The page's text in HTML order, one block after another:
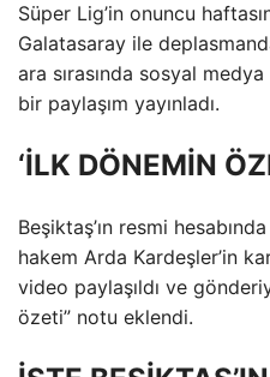
Süper Lig’in onuncu
Galatasaray ile
ara sırasında sosyal
bir paylaşım yayınladı.
‘İLK DÖNEMİN
Beşiktaş’ın resmi
hakem Arda Kardeşler’in
video paylaşıldı ve
özeti” notu eklendi.